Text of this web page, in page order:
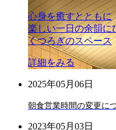
心身を癒すとともに
楽しい一日の余韻に
くつろぎのスペース
詳細をみる
2025年05月06日
朝食営業時間の変更に
2023年05月03日